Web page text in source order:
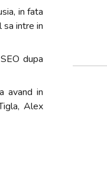
in fata
intre in
dupa
avand in
Alex